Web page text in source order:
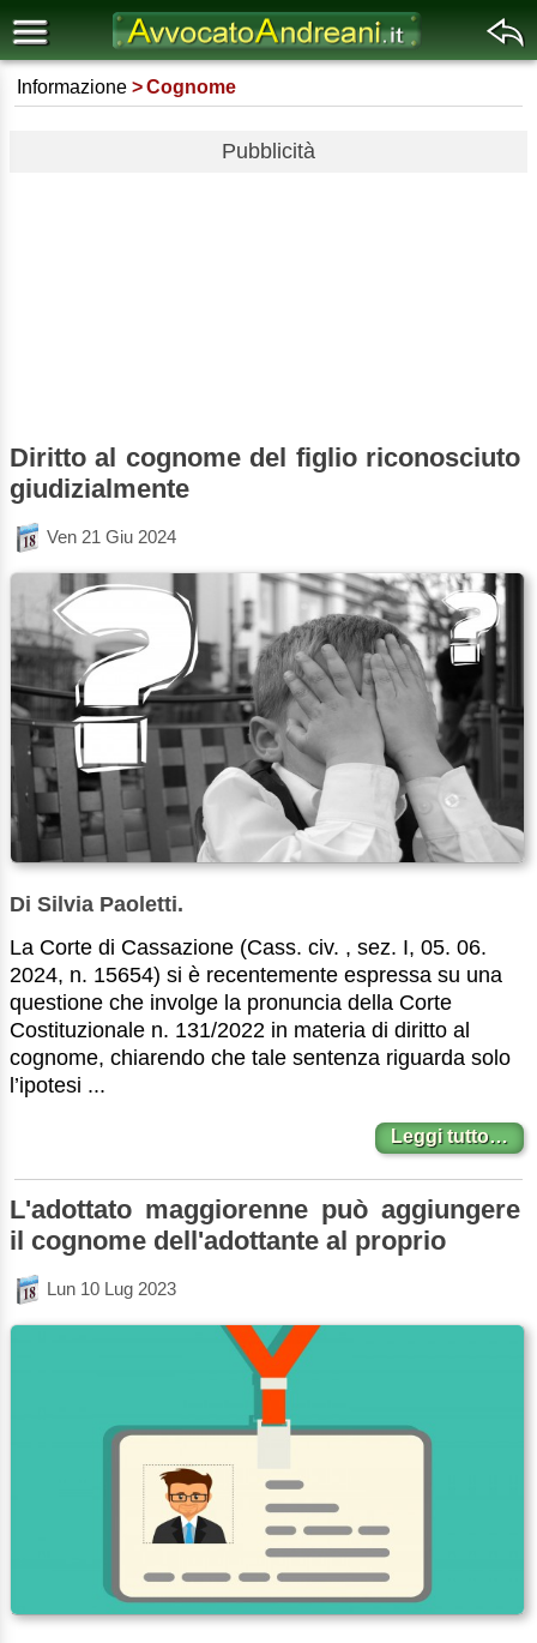
Informazione Cognome
Pubblicità
Diritto al cognome del figlio riconosciuto
giudizialmente
Ven 21 Giu 2024
Di Silvia Paoletti.
La Corte di Cassazione (Cass. civ. , sez. I, 05. 06.
2024, n. 15654) si è recentemente espressa su una
questione che involge la pronuncia della Corte
Costituzionale n. 131/2022 in materia di diritto al
cognome, chiarendo che tale sentenza riguarda solo
l’ipotesi ...
Leggi tutto…
L'adottato maggiorenne può aggiungere
il cognome dell'adottante al proprio
Lun 10 Lug 2023